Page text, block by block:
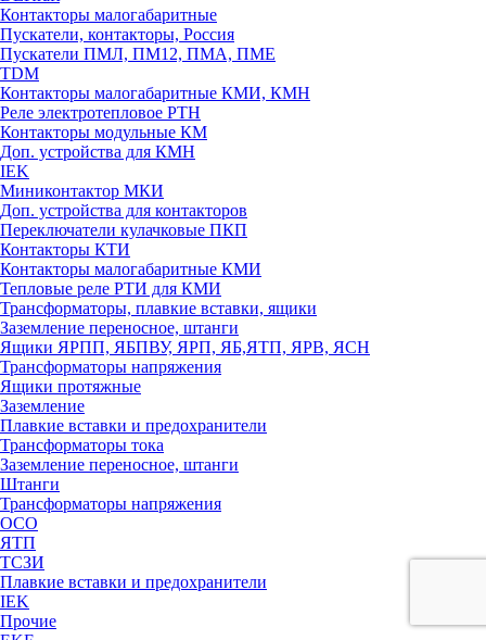
Контакторы малогабаритные
Пускатели, контакторы, Россия
Пускатели ПМЛ, ПМ12, ПМА, ПМЕ
TDM
Контакторы малогабаритные КМИ, КМН
Реле электротепловое РТН
Контакторы модульные КМ
Доп. устройства для КМН
IEK
Миниконтактор МКИ
Доп. устройства для контакторов
Переключатели кулачковые ПКП
Контакторы КТИ
Контакторы малогабаритные КМИ
Тепловые реле РTИ для КМИ
Трансформаторы, плавкие вставки, ящики
Заземление переносное, штанги
Ящики ЯРПП, ЯБПВУ, ЯРП, ЯБ,ЯТП, ЯРВ, ЯСН
Трансформаторы напряжения
Ящики протяжные
Заземление
Плавкие вставки и предохранители
Трансформаторы тока
Заземление переносное, штанги
Штанги
Трансформаторы напряжения
ОСО
ЯТП
ТСЗИ
Плавкие вставки и предохранители
IEK
Прочие